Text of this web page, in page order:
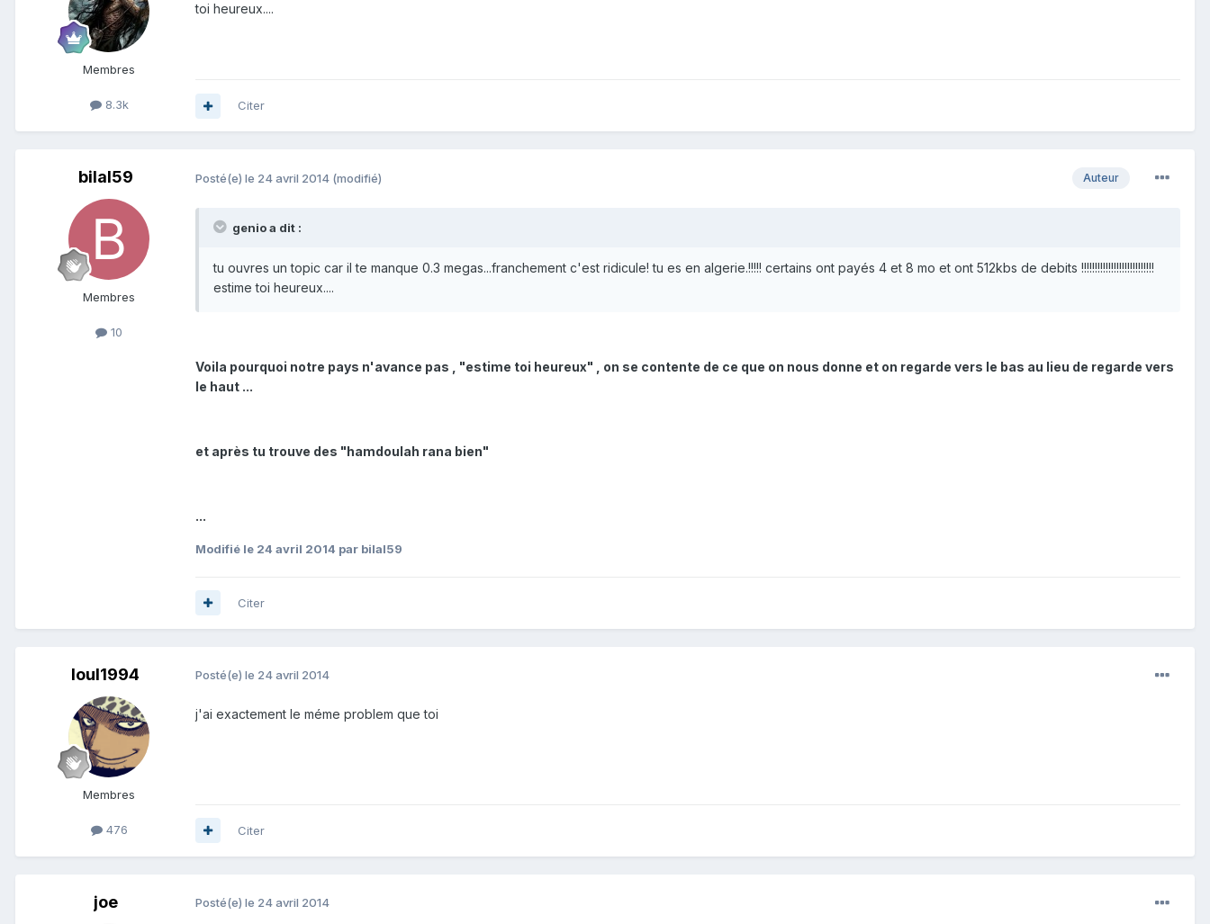
Membres
8.3k
toi heureux....
Citer
bilal59
Membres
10
Auteur
Posté(e) le 24 avril 2014 (modifié)
genio a dit :
tu ouvres un topic car il te manque 0.3 megas...franchement c'est ridicule! tu es en algerie.!!!!! certains ont payés 4 et 8 mo et ont 512kbs de debits !!!!!!!!!!!!!!!!!!!!!!!!!!!
estime toi heureux....
Voila pourquoi notre pays n'avance pas , "estime toi heureux" , on se contente de ce que on nous donne et on regarde vers le bas au lieu de regarde vers
le haut ...
et après tu trouve des "hamdoulah rana bien"
...
Modifié le 24 avril 2014 par bilal59
Citer
loul1994
Membres
476
Posté(e) le 24 avril 2014
j'ai exactement le méme problem que toi
Citer
joe Posté(e) le 24 avril 2014